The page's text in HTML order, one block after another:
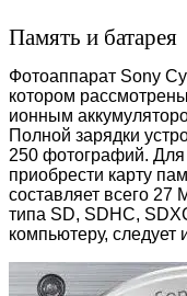
Память и батарея
Фотоаппарат Sony
котором
ионным
Полной зарядки
250 фотографий. Для
приобрести карту
составляет всего
типа SD, SDHC,
компьютеру, следует